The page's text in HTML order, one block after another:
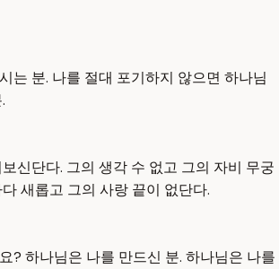
는 분. 나를 절대 포기하지 않으면 하나님
신단다. 그의 생각 수 없고 그의 자비 무궁
새롭고 그의 사랑 끝이 없단다.
? 하나님은 나를 만드신 분. 하나님은 나를